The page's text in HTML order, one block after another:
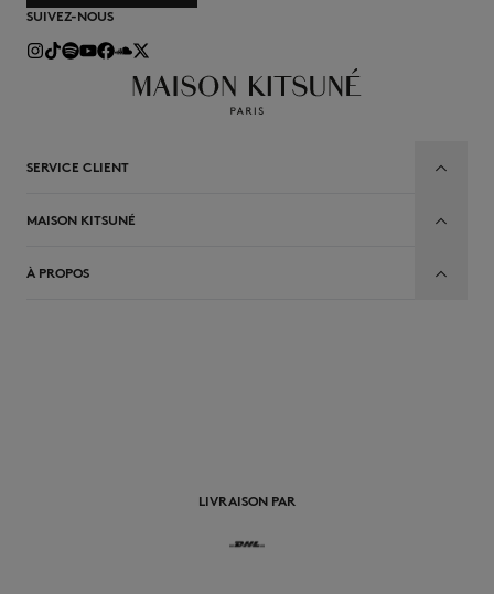
SUIVEZ-NOUS
SERVICE CLIENT
MAISON KITSUNÉ
À PROPOS
LIVRAISON PAR